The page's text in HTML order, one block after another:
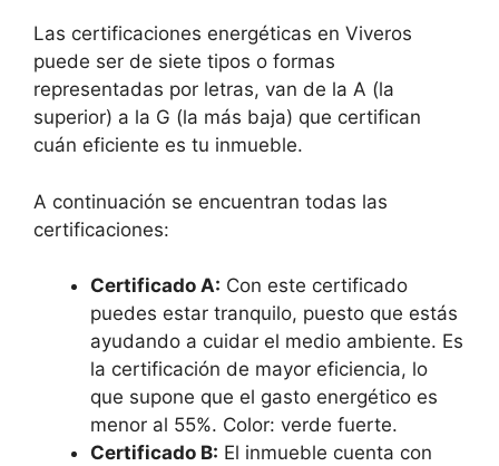
Las certificaciones energéticas en Viveros
puede ser de siete tipos o formas
representadas por letras, van de la A (la
superior) a la G (la más baja) que certifican
cuán eficiente es tu inmueble.
A continuación se encuentran todas las
certificaciones:
Certificado A: Con este certificado
puedes estar tranquilo, puesto que estás
ayudando a cuidar el medio ambiente. Es
la certificación de mayor eficiencia, lo
que supone que el gasto energético es
menor al 55%. Color: verde fuerte.
Certificado B: El inmueble cuenta con